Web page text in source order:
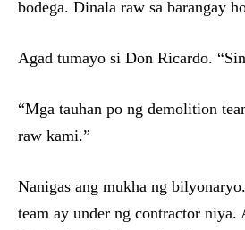
bodega. Dinala raw sa barangay
Agad tumayo si Don Ricardo.
“Mga tauhan po ng demolition
raw kami.”
Nanigas ang mukha ng
team ay under ng contractor niya.